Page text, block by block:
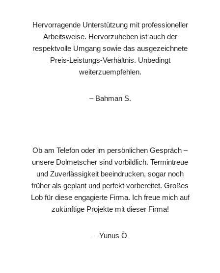
Hervorragende Unterstützung mit professioneller
Arbeitsweise. Hervorzuheben ist auch der
respektvolle Umgang sowie das ausgezeichnete
Preis-Leistungs-Verhältnis. Unbedingt
weiterzuempfehlen.
– Bahman S.
Ob am Telefon oder im persönlichen Gespräch –
unsere Dolmetscher sind vorbildlich. Termintreue
und Zuverlässigkeit beeindrucken, sogar noch
früher als geplant und perfekt vorbereitet. Großes
Lob für diese engagierte Firma. Ich freue mich auf
zukünftige Projekte mit dieser Firma!
– Yunus Ö